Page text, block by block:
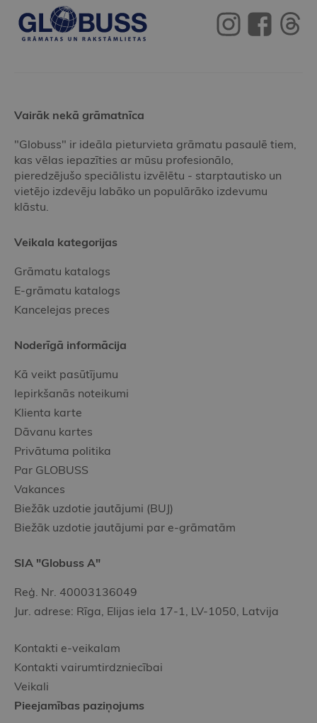
Vairāk nekā grāmatnīca
"Globuss" ir ideāla pieturvieta grāmatu pasaulē tiem,
kas vēlas iepazīties ar mūsu profesionālo,
pieredzējušo speciālistu izvēlētu - starptautisko un
vietējo izdevēju labāko un populārāko izdevumu
klāstu.
Veikala kategorijas
Grāmatu katalogs
E-grāmatu katalogs
Kancelejas preces
Noderīgā informācija
Kā veikt pasūtījumu
Iepirkšanās noteikumi
Klienta karte
Dāvanu kartes
Privātuma politika
Par GLOBUSS
Vakances
Biežāk uzdotie jautājumi (BUJ)
Biežāk uzdotie jautājumi par e-grāmatām
SIA "Globuss A"
Reģ. Nr. 40003136049
Jur. adrese: Rīga, Elijas iela 17-1, LV-1050, Latvija
Kontakti e-veikalam
Kontakti vairumtirdzniecībai
Veikali
Pieejamības paziņojums